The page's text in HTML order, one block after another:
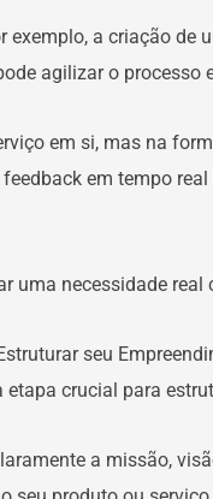
exemplo, a criação
agilizar o processo
em si, mas na
em tempo
uma necessidade
seu
crucial para
a missão,